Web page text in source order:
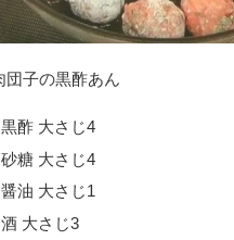
黒酢 大さじ4
砂糖 大さじ4
醤油 大さじ1
酒 大さじ3